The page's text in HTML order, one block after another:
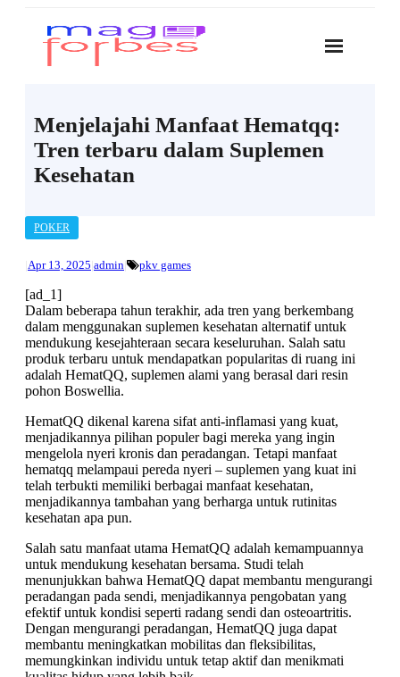
content
Menjelajahi Manfaat Hematqq:
Tren terbaru dalam Suplemen
Kesehatan
Apr 13, 2025 admin
POKER
pkv games
[ad_1]
Dalam beberapa tahun terakhir, ada tren yang berkembang
dalam menggunakan suplemen kesehatan alternatif untuk
mendukung kesejahteraan secara keseluruhan. Salah satu
produk terbaru untuk mendapatkan popularitas di ruang ini
adalah HematQQ, suplemen alami yang berasal dari resin
pohon Boswellia.
HematQQ dikenal karena sifat anti-inflamasi yang kuat,
menjadikannya pilihan populer bagi mereka yang ingin
mengelola nyeri kronis dan peradangan. Tetapi manfaat
hematqq melampaui pereda nyeri – suplemen yang kuat ini
telah terbukti memiliki berbagai manfaat kesehatan,
menjadikannya tambahan yang berharga untuk rutinitas
kesehatan apa pun.
Salah satu manfaat utama HematQQ adalah kemampuannya
untuk mendukung kesehatan bersama. Studi telah
menunjukkan bahwa HematQQ dapat membantu mengurangi
peradangan pada sendi, menjadikannya pengobatan yang
efektif untuk kondisi seperti radang sendi dan osteoartritis.
Dengan mengurangi peradangan, HematQQ juga dapat
membantu meningkatkan mobilitas dan fleksibilitas,
memungkinkan individu untuk tetap aktif dan menikmati